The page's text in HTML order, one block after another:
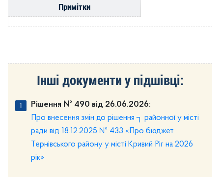
Примітки
Інші документи у підшівці:
Рішення № 490 від 26.06.2026:
Про внесення змін до рішення ┐ районної у місті
ради від 18.12.2025 № 433 «Про бюджет
Тернівського району у місті Кривий Ріг на 2026
рік»